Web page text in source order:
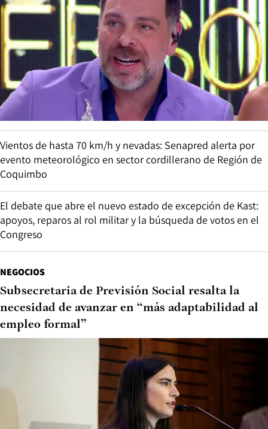
Vientos de hasta 70 km/h y nevadas: Senapred alerta por
evento meteorológico en sector cordillerano de Región de
Coquimbo
El debate que abre el nuevo estado de excepción de Kast:
apoyos, reparos al rol militar y la búsqueda de votos en el
Congreso
NEGOCIOS
Subsecretaria de Previsión Social resalta la
necesidad de avanzar en “más adaptabilidad al
empleo formal”